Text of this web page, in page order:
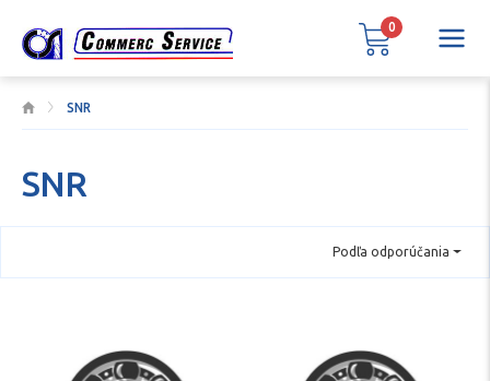
SNR
SNR
Podľa odporúčania
0